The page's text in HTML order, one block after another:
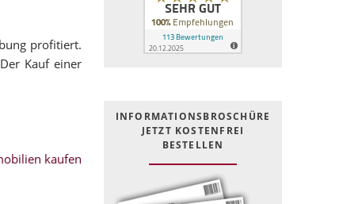
profitiert.
Kauf einer
kaufen
INFOR­MATIONS­BROSCHÜRE
JETZT KOSTEN­FREI
BESTELLEN